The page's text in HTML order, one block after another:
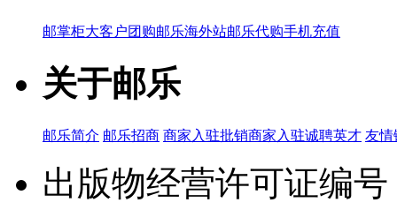
邮掌柜大客户团购邮乐海外站邮乐代购手机充值
关于邮乐
邮乐简介 邮乐招商 商家入驻批销商家入驻诚聘英才 友情
出版物经营许可证编